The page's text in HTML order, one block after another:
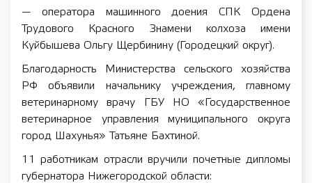
— оператора машинного доения СПК Ордена
Трудового Красного Знамени колхоза имени
Куйбышева Ольгу Щербинину (Городецкий округ).
Благодарность Министерства сельского хозяйства
РФ объявили начальнику учреждения, главному
ветеринарному врачу ГБУ НО «Государственное
ветеринарное управления муниципального округа
город Шахунья» Татьяне Бахтиной.
11 работникам отрасли вручили почетные дипломы
губернатора Нижегородской области: